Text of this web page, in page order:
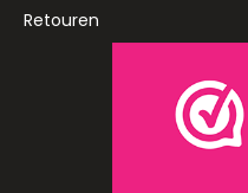
Retouren